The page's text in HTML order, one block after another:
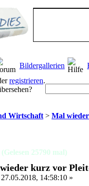
Bildergallerien
registrieren.
Wirtschaft > Mal
25790 mal)
kurz vor
27.05.2018, 14:58:10 »